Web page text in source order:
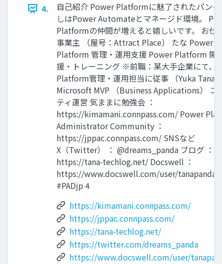
4.
自己紹介 Power Platformに魅了されたパン
しはPower Automateとマネージド環境。
Platformの仲間が増えると嬉しいです。 お仕
事業主 （屋号：Attract Place） たな Power
Platform 管理・運用支援 Power Platform 開
援・トレーニング ※前職：某大手企業にて、
Platform管理・運用担当に従事 （Yuka
Microsoft MVP （Business Applications） コ
ティ運営 気ままに勉強会 ：
https://kimamani.connpass.com/ Power
Administrator Community ：
https://jppac.connpass.com/ SNSなど
X（Twitter） ： @dreams_panda ブログ ：
https://tana-techlog.net/ Docswell ：
https://www.docswell.com/user/
#PADjp 4
https://kimamani.connpass.com/
https://jppac.connpass.com/
https://tana-techlog.net/
https://twitter.com/dreams_panda
https://www.docswell.com/user/